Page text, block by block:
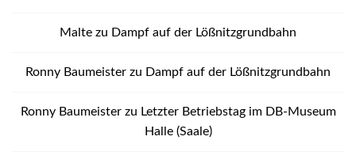
Malte zu Dampf auf der Lößnitzgrundbahn
Ronny Baumeister zu Dampf auf der Lößnitzgrundbahn
Ronny Baumeisterzu Letzter Betriebstag im DB-Museum
Halle (Saale)